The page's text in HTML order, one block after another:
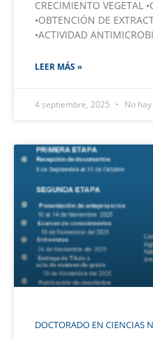
CRECIMIENTO VEGETAL
•OBTENCIÓN DE
•ACTIVIDAD
LEER MÁS »
4 septiembre, 2025 No
DOCTORADO EN CIENCIAS